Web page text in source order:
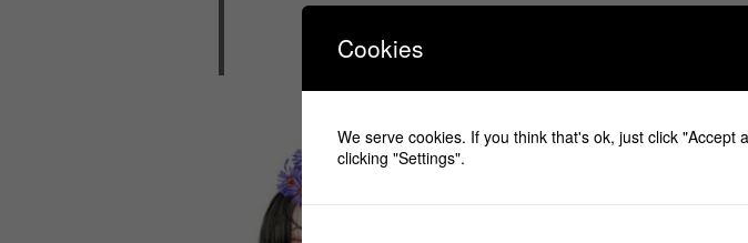
Καθώς μεγαλώνουμε η
κάτι η μειωμένη
αφυδατωμένο δέρμα, η
Cookies
We serve cookies. If you think that's ok, just click
clicking "Settings".